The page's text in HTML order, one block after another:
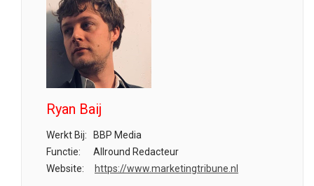
Ryan Baij
Werkt Bij:
BBP Media
Functie:
Allround Redacteur
Website:
https://www.marketingtribune.nl